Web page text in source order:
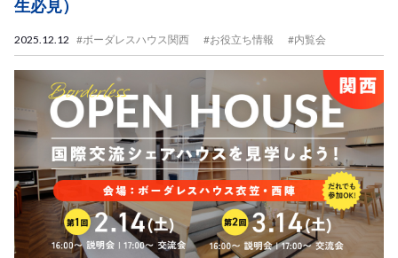
生必見）
2025.12.12 #ボーダレスハウス関西 #お役立ち情報 #内覧会